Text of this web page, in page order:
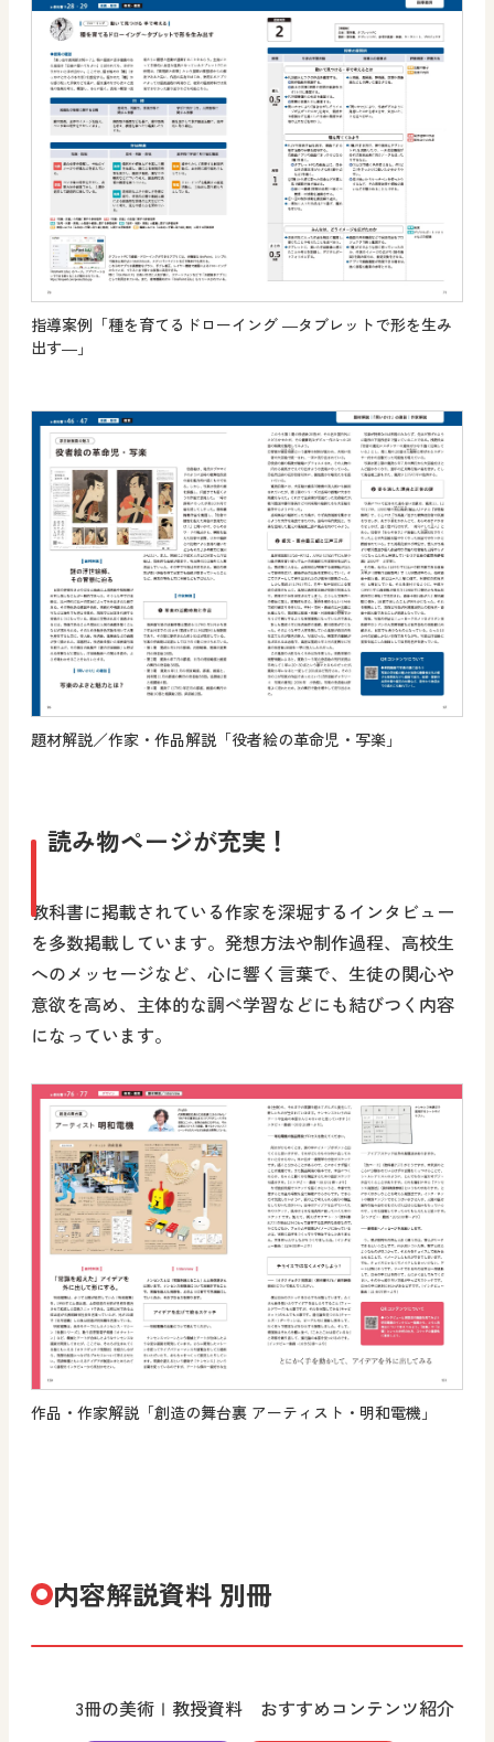
指導案例「種を育てるドローイング ―タブレットで形を生み
出す―」
題材解説／作家・作品解説「役者絵の革命児・写楽」
読み物ページが充実！
教科書に掲載されている作家を深堀するインタビュー
を多数掲載しています。発想方法や制作過程、高校生
へのメッセージなど、心に響く言葉で、生徒の関心や
意欲を高め、主体的な調べ学習などにも結びつく内容
になっています。
作品・作家解説「創造の舞台裏 アーティスト・明和電機」
内容解説資料 別冊
3冊の美術Ⅰ教授資料 おすすめコンテンツ紹介